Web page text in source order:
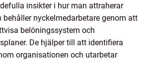
insikter i hur man attraherar
nyckelmedarbetare genom att
belöningssystem och
De hjälper till att identifiera
organisationen och utarbetar